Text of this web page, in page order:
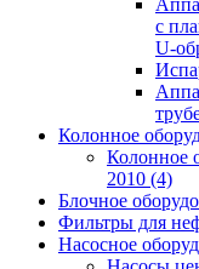
с
U-
Колонное
Колонное
2010 (4)
Блочное
Фильтры для
Насосное